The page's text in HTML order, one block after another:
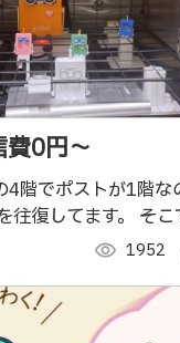
0円～
4階でポストが1階な
往復してます。 そ
ポスト」を通信費
した。
visibility 1952